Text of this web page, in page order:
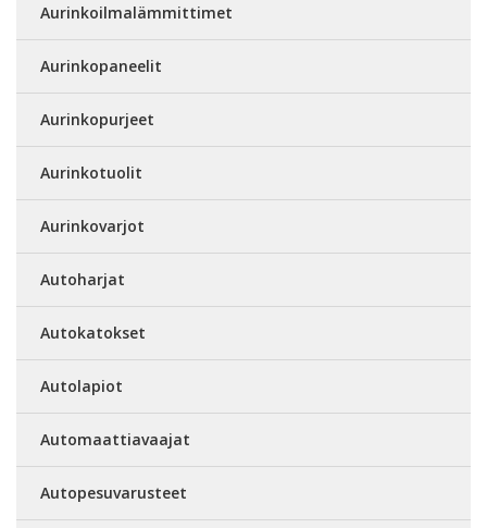
Aurinkoilmalämmittimet
Aurinkopaneelit
Aurinkopurjeet
Aurinkotuolit
Aurinkovarjot
Autoharjat
Autokatokset
Autolapiot
Automaattiavaajat
Autopesuvarusteet